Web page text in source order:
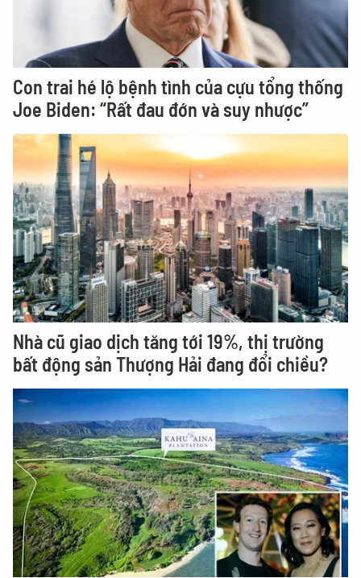
Con trai hé lộ bệnh tình của cựu tổng thống
Joe Biden: “Rất đau đớn và suy nhược”
Nhà cũ giao dịch tăng tới 19%, thị trường
bất động sản Thượng Hải đang đổi chiều?